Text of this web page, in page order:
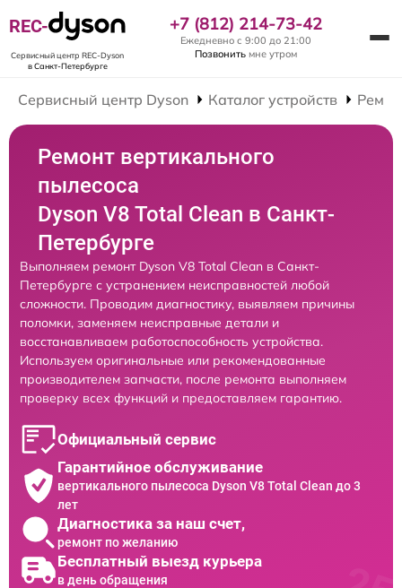
REC-
Сервисный центр REC-Dyson
в Санкт-Петербурге
+7 (812) 214-73-42
Ежедневно с 9:00 до 21:00
Позвонить мне утром
Сервисный центр Dyson Каталог устройств
Ремонт вертикального
пылесоса
Dyson V8 Total Clean в Санкт-
Петербурге
Выполняем ремонт Dyson V8 Total Clean в Санкт-
Петербурге с устранением неисправностей любой
сложности. Проводим диагностику, выявляем причины
поломки, заменяем неисправные детали и
восстанавливаем работоспособность устройства.
Используем оригинальные или рекомендованные
производителем запчасти, после ремонта выполняем
проверку всех функций и предоставляем гарантию.
Официальный сервис
Гарантийное обслуживание
вертикального пылесоса Dyson V8 Total Clean до 3
лет
Диагностика за наш счет,
ремонт по желанию
Бесплатный выезд курьера
в день обращения